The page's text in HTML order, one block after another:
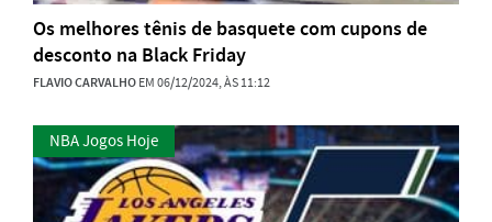
Os melhores tênis de basquete com cupons de
desconto na Black Friday
FLAVIO CARVALHOEM 06/12/2024, ÀS 11:12
NBA Jogos Hoje